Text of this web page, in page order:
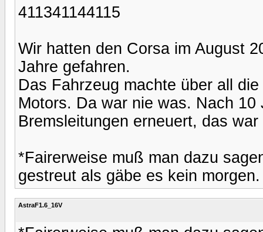
411341144115
Wir hatten den Corsa im August
Jahre gefahren.
Das Fahrzeug machte über all
Motors. Da war nie was. Nach
Bremsleitungen erneuert, das
*Fairerweise muß man dazu
gestreut als gäbe es kein
AstraF1.6_16V